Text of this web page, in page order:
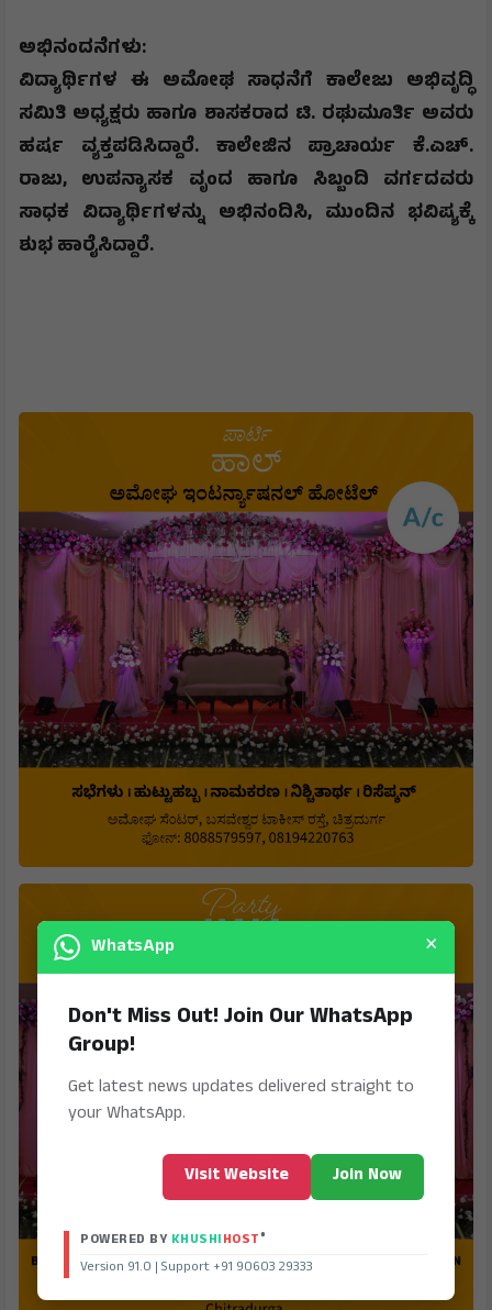
​ಅಭಿನಂದನೆಗಳು:
​ವಿದ್ಯಾರ್ಥಿಗಳ ಈ ಅಮೋಘ ಸಾಧನೆಗೆ ಕಾಲೇಜು ಅಭಿವೃದ್ಧಿ
ಸಮಿತಿ ಅಧ್ಯಕ್ಷರು ಹಾಗೂ ಶಾಸಕರಾದ ಟಿ. ರಘುಮೂರ್ತಿ ಅವರು
ಹರ್ಷ ವ್ಯಕ್ತಪಡಿಸಿದ್ದಾರೆ. ಕಾಲೇಜಿನ ಪ್ರಾಚಾರ್ಯ ಕೆ.ಎಚ್.
ರಾಜು, ಉಪನ್ಯಾಸಕ ವೃಂದ ಹಾಗೂ ಸಿಬ್ಬಂದಿ ವರ್ಗದವರು
ಸಾಧಕ ವಿದ್ಯಾರ್ಥಿಗಳನ್ನು ಅಭಿನಂದಿಸಿ, ಮುಂದಿನ ಭವಿಷ್ಯಕ್ಕೆ
ಶುಭ ಹಾರೈಸಿದ್ದಾರೆ.
WhatsApp ×
Don't Miss Out! Join Our WhatsApp
Group!
Get latest news updates delivered straight to
your WhatsApp.
Visit Website Join Now
POWERED BY KHUSHIHOST®
Version 91.0 | Support +91 90603 29333